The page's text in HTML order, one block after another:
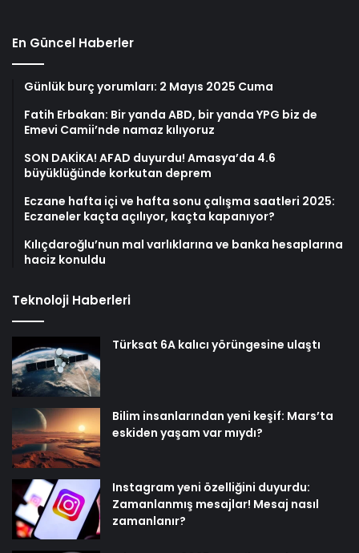
En Güncel Haberler
Günlük burç yorumları: 2 Mayıs 2025 Cuma
Fatih Erbakan: Bir yanda ABD, bir yanda YPG biz de
Emevi Camii’nde namaz kılıyoruz
SON DAKİKA! AFAD duyurdu! Amasya’da 4.6
büyüklüğünde korkutan deprem
Eczane hafta içi ve hafta sonu çalışma saatleri 2025:
Eczaneler kaçta açılıyor, kaçta kapanıyor?
Kılıçdaroğlu’nun mal varlıklarına ve banka hesaplarına
haciz konuldu
Teknoloji Haberleri
Türksat 6A kalıcı yörüngesine ulaştı
Bilim insanlarından yeni keşif: Mars’ta
eskiden yaşam var mıydı?
Instagram yeni özelliğini duyurdu:
Zamanlanmış mesajlar! Mesaj nasıl
zamanlanır?